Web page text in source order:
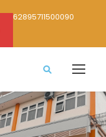
+62895711500090